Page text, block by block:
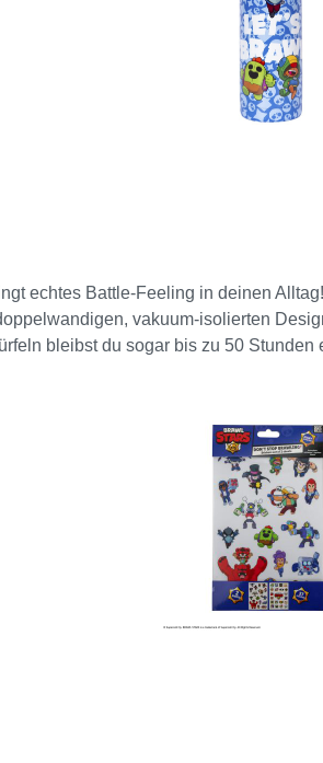
echtes Battle-Feeling in deinen
vakuum-isolierten
bleibst du sogar bis zu 50 Stunden